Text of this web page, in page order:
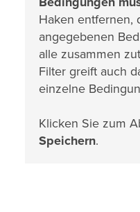
Haken entfernen,
angegebenen
alle zusammen
Filter greift auch
einzelne
Klicken Sie zum
Speichern.